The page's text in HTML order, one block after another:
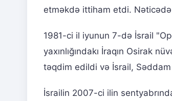
etməkdə ittiham etdi. Nəticədə
1981-ci il iyunun 7-də İsrail
yaxınlığındakı İraqın Osirak
təqdim edildi və İsrail, Səddam
İsrailin 2007-ci ilin